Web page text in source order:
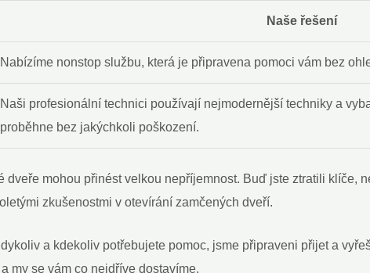
Naše řešení
Nabízíme nonstop službu, která je připravena pomoci vám bez
Naši profesionální technici používají nejmodernější techniky a
proběhne bez jakýchkoli poškození.
mohou přinést velkou nepříjemnost. Buď jste ztratili klíče,
zkušenostmi v otevírání zamčených dveří.
a kdekoliv potřebujete pomoc, jsme připraveni přijet a
my se vám co nejdříve dostavíme.